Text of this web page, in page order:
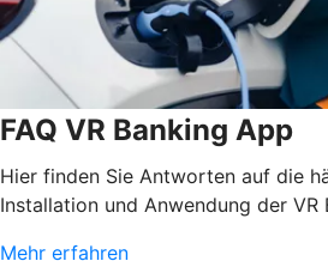
FAQ VR Banking App
Hier finden Sie Antworten auf die
Installation und Anwendung der VR
Mehr erfahren